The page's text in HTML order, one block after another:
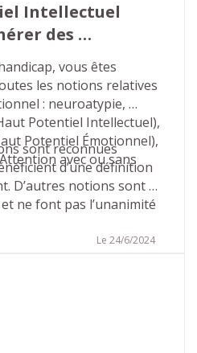
Intellectuel
des
?
vous êtes
les notions relatives
: neuroatypie,
Potentiel Intellectuel),
Potentiel Émotionnel),
avec ou sans
sont reconnues
d’une définition
D’autres notions sont
ne font pas l’unanimité
Le 24/6/2024